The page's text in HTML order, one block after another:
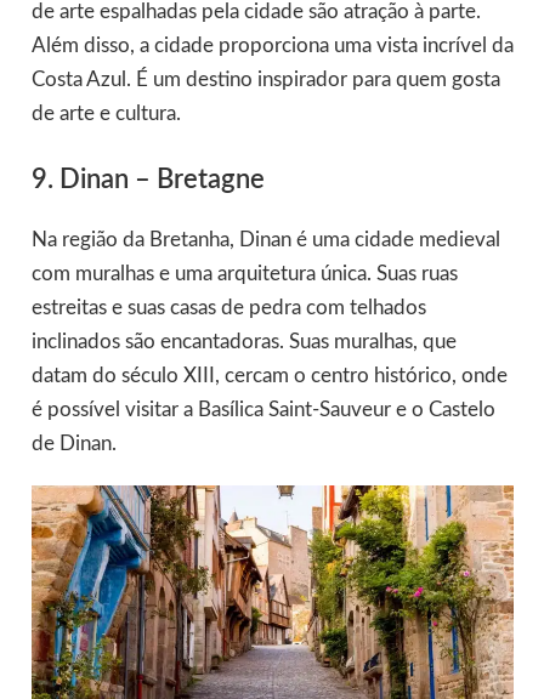
de arte espalhadas pela cidade são atração à parte.
Além disso, a cidade proporciona uma vista incrível da
Costa Azul. É um destino inspirador para quem gosta
de arte e cultura.
9. Dinan – Bretagne
Na região da Bretanha, Dinan é uma cidade medieval
com muralhas e uma arquitetura única. Suas ruas
estreitas e suas casas de pedra com telhados
inclinados são encantadoras. Suas muralhas, que
datam do século XIII, cercam o centro histórico, onde
é possível visitar a Basílica Saint-Sauveur e o Castelo
de Dinan.